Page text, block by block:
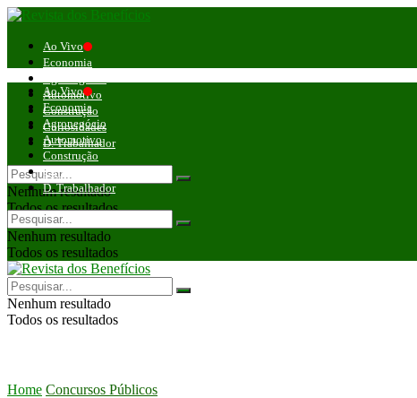
Ao Vivo
Economia
Automotivo
Construção
Curiosidades
D. Trabalhador
Nenhum resultado
Todos os resultados
Ao Vivo
Economia
Agronegócio
Automotivo
Construção
Curiosidades
D. Trabalhador
Nenhum resultado
Todos os resultados
Nenhum resultado
Todos os resultados
Home Concursos Públicos